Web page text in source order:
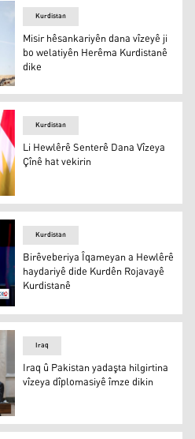
vîzeyê ji bo welatiyên Herêma
Kurdistan
Misir hêsankariyên dana vîzeyê ji
bo welatiyên Herêma Kurdistanê
dike
Kurdistan
Li Hewlêrê Senterê Dana Vîzeya
Çînê hat vekirin
Kurdistan
Birêveberiya Îqameyan a Hewlêrê
haydariyê dide Kurdên Rojavayê
Kurdistanê
vîzeya dîplomasiyê
Iraq
Iraq û Pakistan yadaşta hilgirtina
vîzeya dîplomasiyê îmze dikin